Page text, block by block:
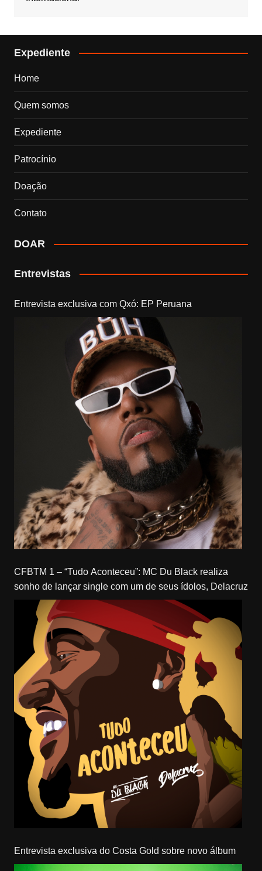
Expediente
Home
Quem somos
Expediente
Patrocínio
Doação
Contato
DOAR
Entrevistas
Entrevista exclusiva com Qxó: EP Peruana
CFBTM 1 – “Tudo Aconteceu”: MC Du Black realiza
sonho de lançar single com um de seus ídolos, Delacruz
Entrevista exclusiva do Costa Gold sobre novo álbum